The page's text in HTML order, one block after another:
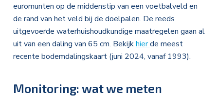
euromunten op de middenstip van een voetbalveld en
de rand van het veld bij de doelpalen. De reeds
uitgevoerde waterhuishoudkundige maatregelen gaan al
uit van een daling van 65 cm. Bekijkhierde meest
recente bodemdalingskaart (juni 2024, vanaf 1993).
Monitoring: wat we meten